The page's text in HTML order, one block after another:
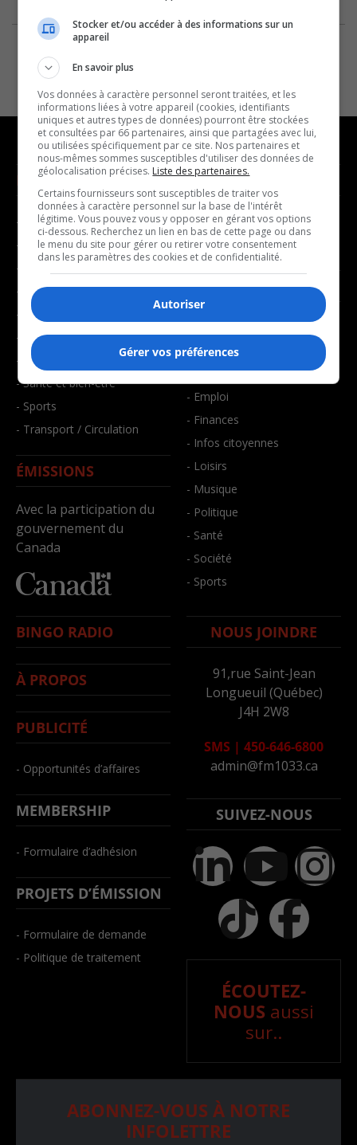
NOUVELLES
- Affaires municipales
- Communauté / Social
- Culture
- Économie
- Éducation
- Environnement
- Faits divers
- Santé et bien-être
- Sports
- Transport / Circulation
ÉMISSIONS
Avec la participation du
gouvernement du
Canada
MUSIQUE
- Décompte franco
- Joué récemment
BALADOS
- Art de vivre
- Bien-être
- Emploi
- Finances
- Infos citoyennes
- Loisirs
- Musique
- Politique
- Santé
- Société
- Sports
BINGO RADIO
À PROPOS
PUBLICITÉ
- Opportunités d’affaires
MEMBERSHIP
- Formulaire d’adhésion
PROJETS D’ÉMISSION
- Formulaire de demande
- Politique de traitement
NOUS JOINDRE
91,rue Saint-Jean
Longueuil (Québec)
J4H 2W8
SMS | 450-646-6800
admin@fm1033.ca
SUIVEZ-NOUS
ÉCOUTEZ-
NOUS aussi
sur..
ABONNEZ-VOUS À NOTRE
INFOLETTRE
Stocker et/ou accéder à des informations sur un
appareil
En savoir plus
Vos données à caractère personnel seront traitées, et les
informations liées à votre appareil (cookies, identifiants
uniques et autres types de données) pourront être stockées
et consultées par 66 partenaires, ainsi que partagées avec lui,
ou utilisées spécifiquement par ce site. Nos partenaires et
nous-mêmes sommes susceptibles d'utiliser des données de
géolocalisation précises. Liste des partenaires.
Certains fournisseurs sont susceptibles de traiter vos
données à caractère personnel sur la base de l'intérêt
légitime. Vous pouvez vous y opposer en gérant vos options
ci-dessous. Recherchez un lien en bas de cette page ou dans
le menu du site pour gérer ou retirer votre consentement
dans les paramètres des cookies et de confidentialité.
Autoriser
Gérer vos préférences